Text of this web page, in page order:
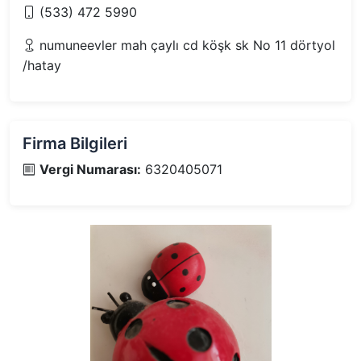
(533) 472 5990
numuneevler mah çaylı cd köşk sk No 11 dörtyol
/hatay
Firma Bilgileri
Vergi Numarası: 6320405071